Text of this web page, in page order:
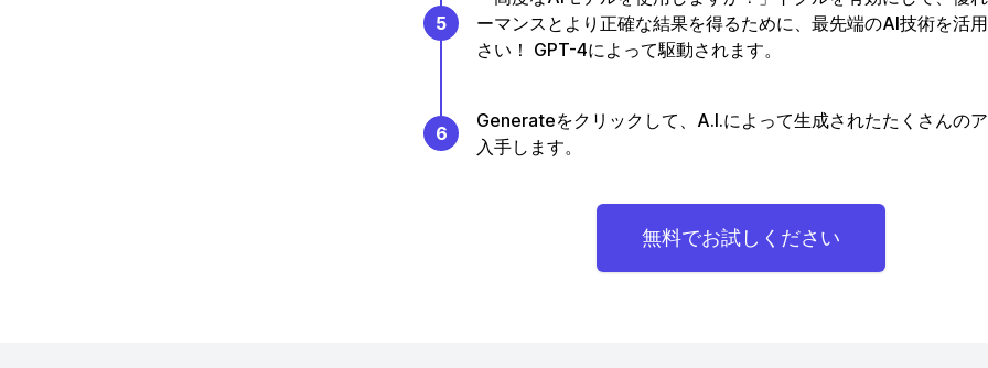
5
ーマンスとより正確な結果を得るために、最先端のAI技術を活
さい！ GPT-4によって駆動されます。
6
Generateをクリックして、A.I.によって生成されたたくさんの
入手します。
無料でお試しください